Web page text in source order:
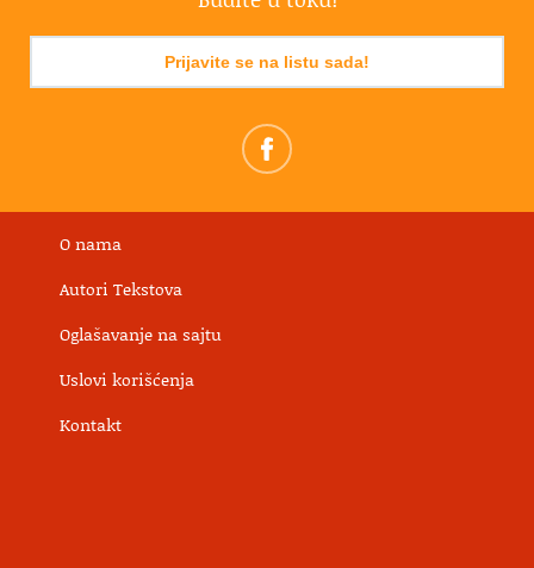
Prijavite se na listu sada!
O nama
Autori Tekstova
Oglašavanje na sajtu
Uslovi korišćenja
Kontakt